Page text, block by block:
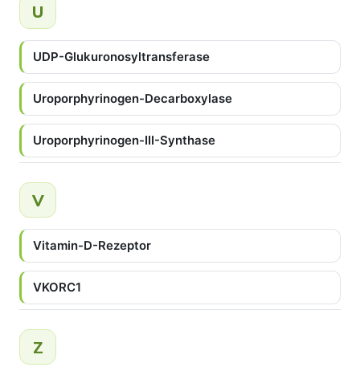
U
UDP-Glukuronosyltransferase
Uroporphyrinogen-Decarboxylase
Uroporphyrinogen-III-Synthase
V
Vitamin-D-Rezeptor
VKORC1
Z